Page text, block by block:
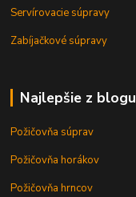
Servírovacie súpravy
Zabíjačkové súpravy
Najlepšie z blogu
Požičovňa súprav
Požičovňa horákov
Požičovňa hrncov